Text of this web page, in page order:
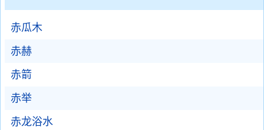
赤瓜木
赤赫
赤箭
赤举
赤龙浴水